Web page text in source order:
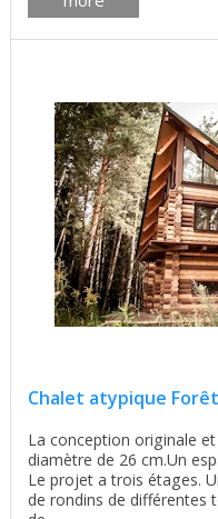
Chalet atypique Forêt
La conception originale
diamètre de 26 cm.Un
Le projet a trois étages.
de rondins de différentes